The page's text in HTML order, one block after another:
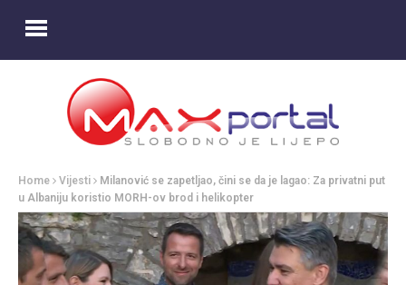
Home Vijesti
Milanović se zapetljao, čini se da je lagao: Za privatni put
u Albaniju koristio MORH-ov brod i helikopter